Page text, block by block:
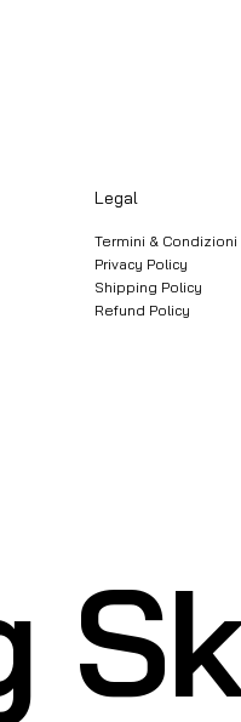
Legal
Termini & Condizioni
Privacy Policy
Shipping Policy
Refund Policy